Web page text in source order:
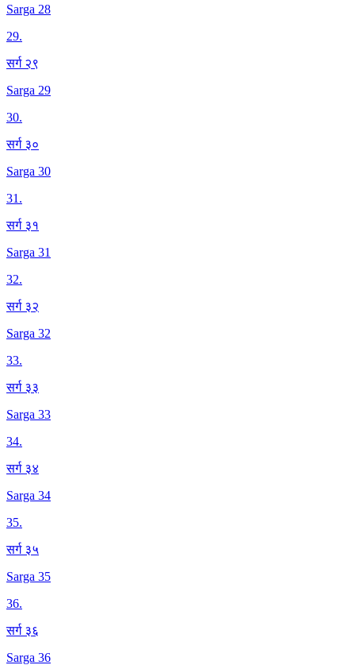
Sarga 28
29.
सर्ग २९
Sarga 29
30.
सर्ग ३०
Sarga 30
31.
सर्ग ३१
Sarga 31
32.
सर्ग ३२
Sarga 32
33.
सर्ग ३३
Sarga 33
34.
सर्ग ३४
Sarga 34
35.
सर्ग ३५
Sarga 35
36.
सर्ग ३६
Sarga 36